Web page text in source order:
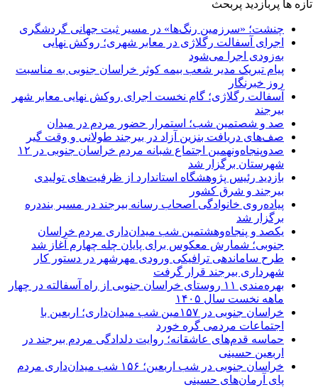
تازه ها پربازدید پربحث
چنشت؛ «سرزمین رنگ‌ها» در مسیر ثبت جهانی گردشگری
اجرای آسفالت رگلاژی در معابر شهری؛ روکش نهایی
به‌زودی اجرا می‌شود
پیام تبریک مدیر شعب بیمه کوثر خراسان جنوبی به مناسبت
روز خبرنگار
آسفالت رگلاژی؛ گام نخست اجرای روکش نهایی معابر شهر
بیرجند
صد و شصتمین شب؛ استمرار حضور مردم در میدان
صف‌های دریافت بنزین آزاد در بیرجند طولانی و وقت گیر
صدوپنجاه‌ونهمین اجتماع شبانه مردم خراسان جنوبی در ۱۲
شهرستان برگزار شد
بازدید رئیس پژوهشگاه استاندارد از ظرفیت‌های تولیدی
بیرجند و شرق کشور
پیاده‌روی خانوادگی اصحاب رسانه بیرجند در مسیر بنددره
برگزار شد
یکصد و پنجاه‌وهشتمین شب میدان‌داری مردم خراسان
جنوبی؛ شمارش معکوس برای پایان چله چهارم آغاز شد
طرح ساماندهی ترافیکی ورودی مهرشهر در دستور کار
شهرداری بیرجند قرار گرفت
بهره‌مندی ۱۱ روستای خراسان جنوبی از راه آسفالته در چهار
ماهه نخست سال ۱۴۰۵
خراسان جنوبی در ۱۵۷مین شب میدان‌داری؛ اربعین با
اجتماعات مردمی گره خورد
حماسه قدم‌های عاشقانه؛ روایت دلدادگی مردم بیرجند در
اربعین حسینی
خراسان جنوبی در شب اربعین؛ ۱۵۶ شب میدان‌داری مردم
پای آرمان‌های حسینی